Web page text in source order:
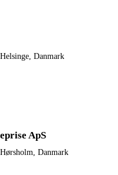
Danmark
ApS
Danmark